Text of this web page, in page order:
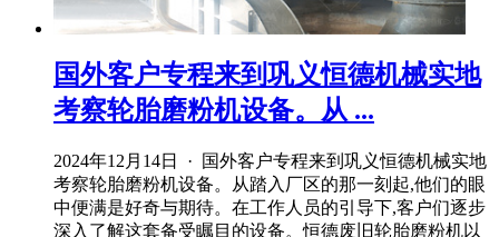
国外客户专程来到巩义恒德机械实地
考察轮胎磨粉机设备。从 ...
2024年12月14日 · 国外客户专程来到巩义恒德机械实地
考察轮胎磨粉机设备。从踏入厂区的那一刻起,他们的眼
中便满是好奇与期待。在工作人员的引导下,客户们逐步
深入了解这套备受瞩目的设备。恒德废旧轮胎磨粉机以